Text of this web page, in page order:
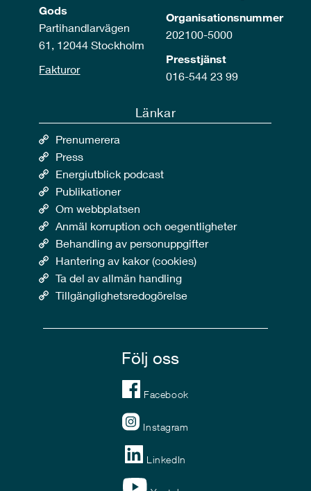
Gods
Partihandlarvägen
61, 12044 Stockholm
Fakturor
Organisationsnummer
202100-5000
Presstjänst
016-544 23 99
Länkar
Prenumerera
Press
Energiutblick podcast
Publikationer
Om webbplatsen
Anmäl korruption och oegentligheter
Behandling av personuppgifter
Hantering av kakor (cookies)
Ta del av allmän handling
Tillgänglighetsredogörelse
Följ oss
Facebook
Instagram
LinkedIn